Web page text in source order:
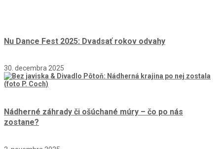
Nu Dance Fest 2025: Dvadsať rokov odvahy
30. decembra 2025
Nádherné záhrady či ošúchané múry – čo po nás
zostane?